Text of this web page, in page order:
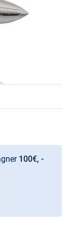
100€, -